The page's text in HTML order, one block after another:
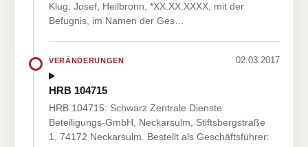
Klug, Josef, Heilbronn, *XX.XX.XXXX, mit der
Befugnis, im Namen der Ges…
VERÄNDERUNGEN 02.03.2017
HRB 104715
HRB 104715: Schwarz Zentrale Dienste
Beteiligungs-GmbH, Neckarsulm, Stiftsbergstraße
1, 74172 Neckarsulm. Bestellt als Geschäftsführer: